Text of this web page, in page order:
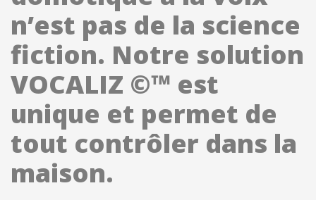
n’est pas de la science
fiction. Notre solution
VOCALIZ ©™ est
unique et permet de
tout contrôler dans la
maison.